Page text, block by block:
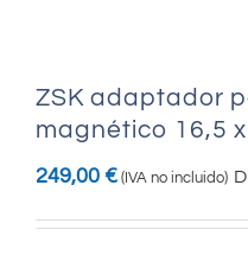
ZSK adaptador
magnético 16,5
249,00 € (IVA no incluido)